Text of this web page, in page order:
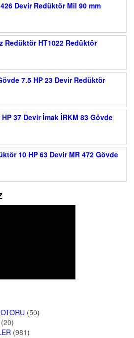
Devir Redüktör Mil 90 mm
Redüktör HT1022 Redüktör
7.5 HP 23 Devir Redüktör
37 Devir İmak İRKM 83 Gövde
10 HP 63 Devir MR 472 Gövde
(50)
(20)
(981)